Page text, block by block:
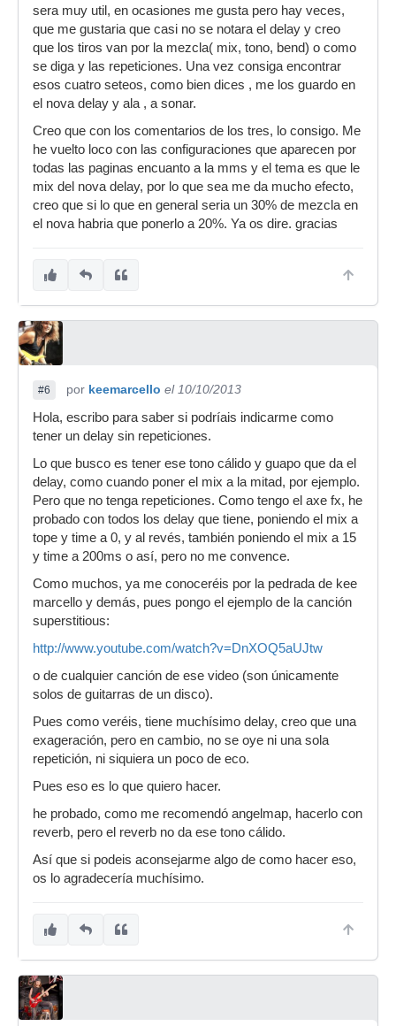
hasta cogerle el tranquillo.
Otra solución sería pillarte un delay con tap
tempo. Pulsando el botón o pulsador al mismo
que escuchas el tema, este se ajusta al tempo
con que pulsas.
sin ella, o en solos y en rítmicas, es poco
probable que lo consigas.
Si tíenes un pedal con varias configuraciones de
delay o memorias, podrías configurar una para
cada momento.
delay en ciertos momentos, y desactivarlo en
sera muy util, en ocasiones me gusta pero hay veces,
que me gustaria que casi no se notara el delay y creo
que los tiros van por la mezcla( mix, tono, bend) o como
se diga y las repeticiones. Una vez consiga encontrar
esos cuatro seteos, como bien dices , me los guardo en
el nova delay y ala , a sonar.
Creo que con los comentarios de los tres, lo consigo. Me
he vuelto loco con las configuraciones que aparecen por
todas las paginas encuanto a la mms y el tema es que le
mix del nova delay, por lo que sea me da mucho efecto,
creo que si lo que en general seria un 30% de mezcla en
el nova habria que ponerlo a 20%. Ya os dire. gracias
#6 por keemarcello el 10/10/2013
Hola, escribo para saber si podríais indicarme como
tener un delay sin repeticiones.
Lo que busco es tener ese tono cálido y guapo que da el
delay, como cuando poner el mix a la mitad, por ejemplo.
Pero que no tenga repeticiones. Como tengo el axe fx, he
probado con todos los delay que tiene, poniendo el mix a
tope y time a 0, y al revés, también poniendo el mix a 15
y time a 200ms o así, pero no me convence.
Como muchos, ya me conoceréis por la pedrada de kee
marcello y demás, pues pongo el ejemplo de la canción
superstitious:
http://www.youtube.com/watch?v=DnXOQ5aUJtw
o de cualquier canción de ese video (son únicamente
solos de guitarras de un disco).
Pues como veréis, tiene muchísimo delay, creo que una
exageración, pero en cambio, no se oye ni una sola
repetición, ni siquiera un poco de eco.
Pues eso es lo que quiero hacer.
he probado, como me recomendó angelmap, hacerlo con
reverb, pero el reverb no da ese tono cálido.
Así que si podeis aconsejarme algo de como hacer eso,
os lo agradecería muchísimo.